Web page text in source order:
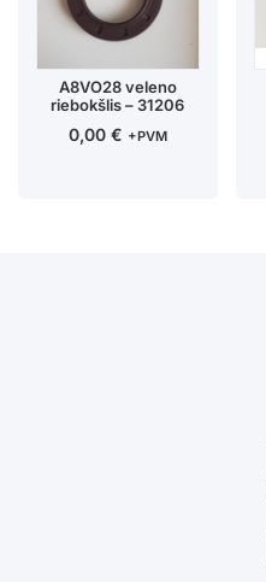
A8VO28 veleno
riebokšlis – 31206
0,00 € +PVM